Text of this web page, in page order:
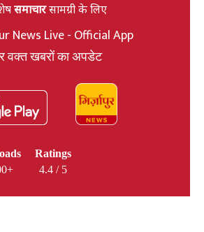
समाचारसामग्री के लिए
News Live - Official App
वक्त खबरों का अपडेट
Ratings
4.4 / 5